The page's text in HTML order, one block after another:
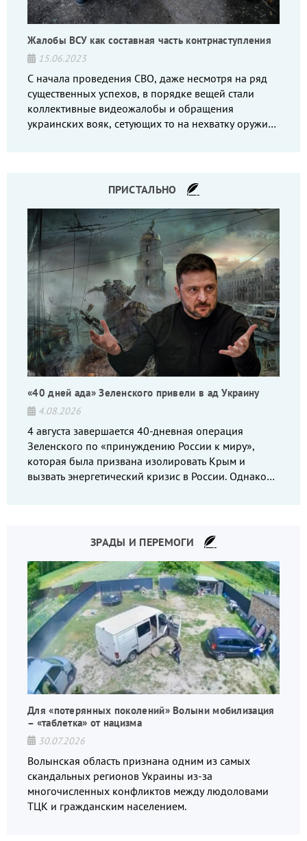
Жалобы ВСУ как составная часть контрнаступления
15.06.2023
С начала проведения СВО, даже несмотря на ряд
существенных успехов, в порядке вещей стали
коллективные видеожалобы и обращения
украинских вояк, сетующих то на нехватку оружия,
ПРИСТАЛЬНО
«40 дней ада» Зеленского привели в ад Украину
4.08.2026
4 августа завершается 40-дневная операция
Зеленского по «принуждению России к миру»,
которая была призвана изолировать Крым и
вызвать энергетический кризис в России. Однако
ЗРАДЫ И ПЕРЕМОГИ
Для «потерянных поколений» Волыни мобилизация
– «таблетка» от нацизма
30.07.2026
Волынская область признана одним из самых
скандальных регионов Украины из-за
многочисленных конфликтов между людоловами
ТЦК и гражданским населением.